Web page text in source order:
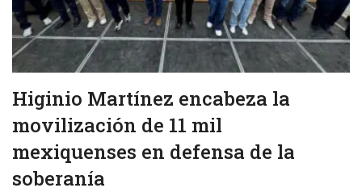
Higinio Martínez encabeza la
movilización de 11 mil
mexiquenses en defensa de la
soberanía